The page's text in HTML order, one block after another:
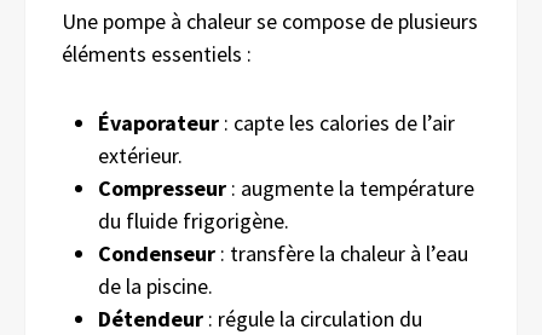
Une pompe à chaleur se compose de plusieurs
éléments essentiels :
Évaporateur : capte les calories de l’air
extérieur.
Compresseur : augmente la température
du fluide frigorigène.
Condenseur : transfère la chaleur à l’eau
de la piscine.
Détendeur : régule la circulation du